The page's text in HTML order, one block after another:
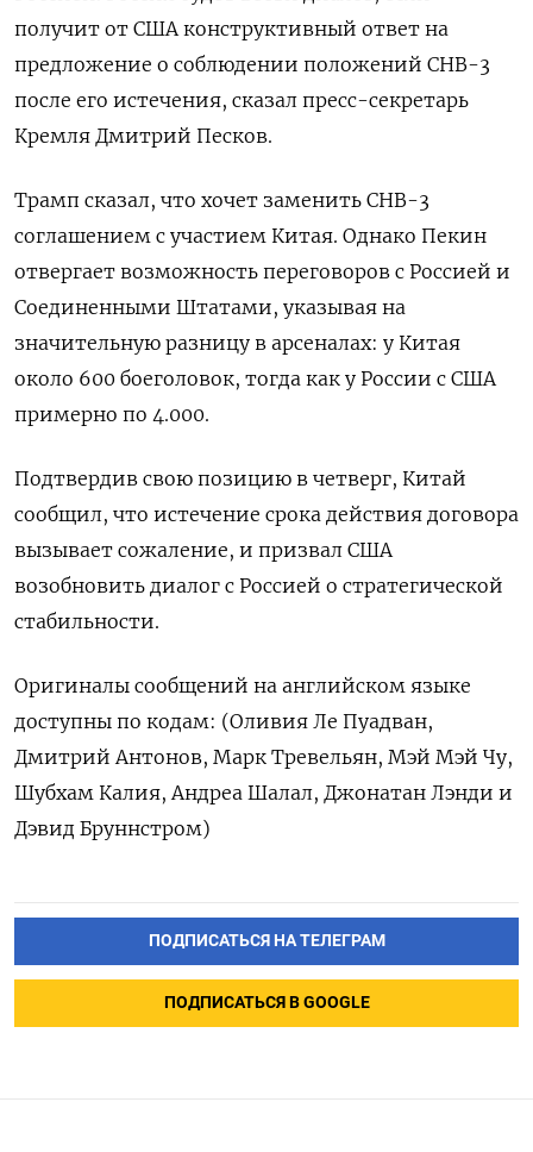
получит от США конструктивный ответ на
предложение о соблюдении положений СНВ-3
после его истечения, сказал пресс-секретарь
Кремля Дмитрий Песков.
Трамп сказал, что хочет заменить СНВ-3
соглашением с участием Китая. Однако Пекин
отвергает возможность переговоров с Россией и
Соединенными Штатами, указывая на
значительную разницу в арсеналах: у Китая
около ‍600 боеголовок, тогда как ‍у России с США
примерно по 4.000.
Подтвердив свою позицию в четверг, Китай
сообщил, что истечение срока ‍действия договора
вызывает сожаление, и призвал США
возобновить диалог с Россией о стратегической
стабильности.
Оригиналы сообщений на английском языке
доступны по кодам: (Оливия Ле ⁠Пуадван,
Дмитрий Антонов, Марк Тревельян, Мэй Мэй Чу,
Шубхам Калия, Андреа Шалал, Джонатан Лэнди и
Дэвид Бруннстром)
ПОДПИСАТЬСЯ НА ТЕЛЕГРАМ
ПОДПИСАТЬСЯ В GOOGLE